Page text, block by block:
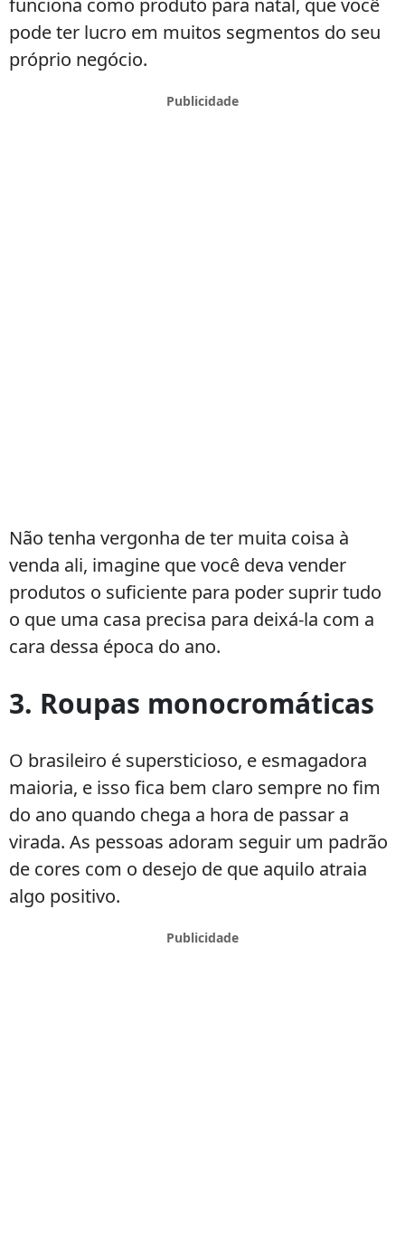
pode ter lucro em muitos segmentos do seu
próprio negócio.
Não tenha vergonha de ter muita coisa à
venda ali, imagine que você deva vender
produtos o suficiente para poder suprir tudo
o que uma casa precisa para deixá-la com a
cara dessa época do ano.
3. Roupas monocromáticas
O brasileiro é supersticioso, e esmagadora
maioria, e isso fica bem claro sempre no fim
do ano quando chega a hora de passar a
virada. As pessoas adoram seguir um padrão
de cores com o desejo de que aquilo atraia
algo positivo.